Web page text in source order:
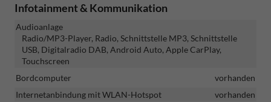
Infotainment & Kommunikation
Audioanlage
Radio/MP3-Player, Radio, Schnittstelle MP3, Schnittstelle
USB, Digitalradio DAB, Android Auto, Apple CarPlay,
Touchscreen
Bordcomputer
vorhanden
Internetanbindung mit WLAN-Hotspot
vorhanden